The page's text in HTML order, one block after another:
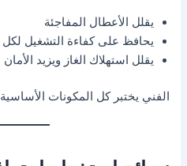
يقلل الأعطال المفاجئة
يحافظ على كفاءة التشغيل لكل
يقلل استهلاك الغاز ويزيد الأمان
الفني يختبر كل المكونات